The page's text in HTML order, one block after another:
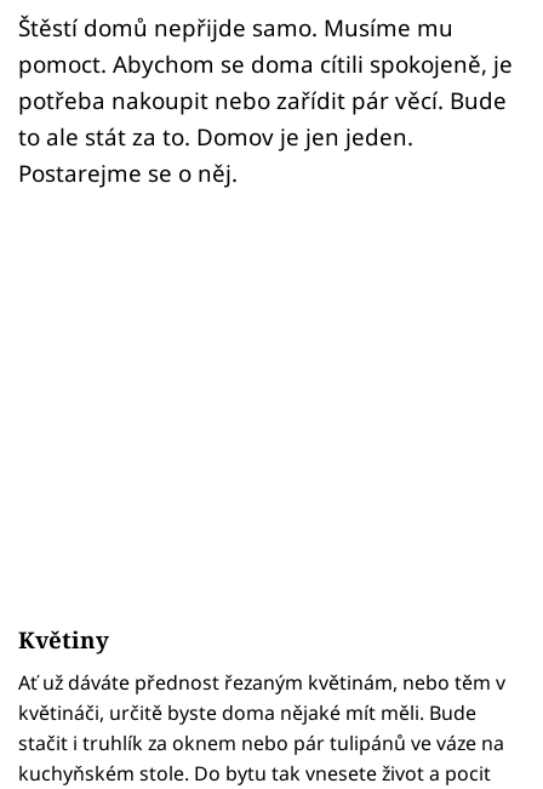
Štěstí domů nepřijde samo. Musíme mu
pomoct. Abychom se doma cítili spokojeně, je
potřeba nakoupit nebo zařídit pár věcí. Bude
to ale stát za to. Domov je jen jeden.
Postarejme se o něj.
Květiny
Ať už dáváte přednost řezaným květinám, nebo těm v
květináči, určitě byste doma nějaké mít měli. Bude
stačit i truhlík za oknem nebo pár tulipánů ve váze na
kuchyňském stole. Do bytu tak vnesete život a pocit